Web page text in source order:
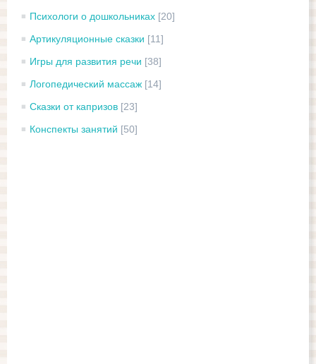
Психологи о дошкольниках [20]
Артикуляционные сказки [11]
Игры для развития речи [38]
Логопедический массаж [14]
Сказки от капризов [23]
Конспекты занятий [50]